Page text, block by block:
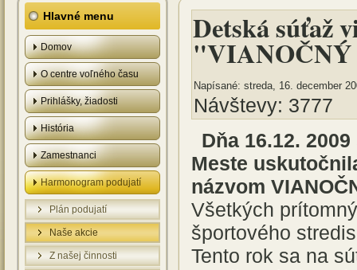
Hlavné menu
Domov
O centre voľného času
Prihlášky, žiadosti
História
Zamestnanci
Harmonogram podujatí
Plán podujatí
Naše akcie
Z našej činnosti
Detská súťaž
"VIANOČNÝ
Napísané: streda, 16. december
Návštevy: 3777
Dňa 16.12.
Meste
názvom
Všetkých
športového
Tento rok sa na